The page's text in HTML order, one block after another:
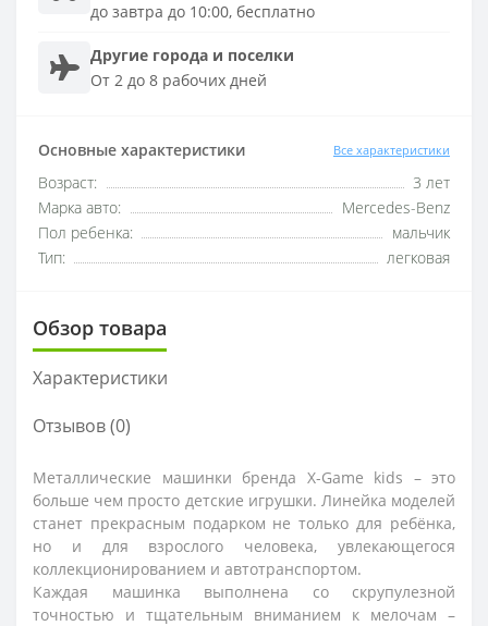
до завтра до 10:00, бесплатно
Другие города и поселки
От 2 до 8 рабочих дней
Основные характеристики Все характеристики
Возраст:
3 лет
Марка авто:
Mercedes-Benz
Пол ребенка:
мальчик
Тип:
легковая
Обзор товара
Характеристики
Отзывов (0)
Металлические машинки бренда X-Game kids – это
больше чем просто детские игрушки. Линейка моделей
станет прекрасным подарком не только для ребёнка,
но и для взрослого человека, увлекающегося
коллекционированием и автотранспортом.
Каждая машинка выполнена со скрупулезной
точностью и тщательным вниманием к мелочам –